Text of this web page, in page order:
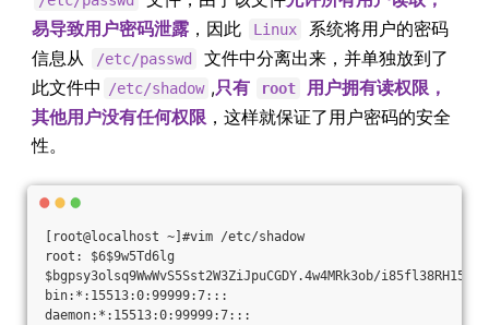
易导致用户密码泄露 ，因此 Linux
系统将用户的密码
信息从
/etc/passwd
文件中分离出来，并单独放到了
此文件中 /etc/shadow ,只有 root
用户拥有读权限，
其他用户没有任何权限 ，这样就保证了用户密码的安全
性。
[root@localhost ~]#vim /etc/shadow
root: $6$9w5Td6lg
$bgpsy3olsq9WwWvS5Sst2W3ZiJpuCGDY.4w4MRk3ob/
bin:*:15513:0:99999:7:::
daemon:*:15513:0:99999:7:::